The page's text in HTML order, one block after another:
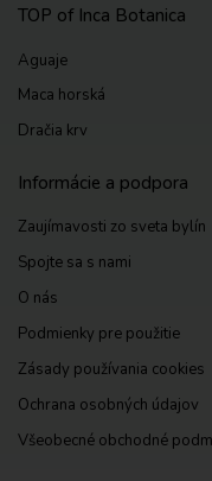
TOP of Inca Botanica
Aguaje
Maca horská
Dračia krv
Informácie a podpora
Zaujímavosti zo sveta bylín
Spojte sa s nami
O nás
Podmienky pre použitie
Zásady používania cookies
Ochrana osobných údajov
Všeobecné obchodné